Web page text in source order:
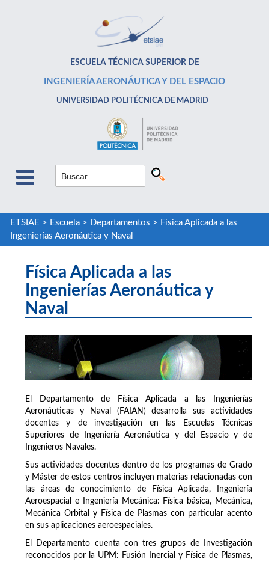
ESCUELA TÉCNICA SUPERIOR DE
INGENIERÍA AERONÁUTICA Y DEL ESPACIO
UNIVERSIDAD POLITÉCNICA DE MADRID
ETSIAE > Escuela> Departamentos > Física Aplicada a las
Ingenierías Aeronáutica y Naval
Física Aplicada a las
Ingenierías Aeronáutica y
Naval
El Departamento de Física Aplicada a las Ingenierías
Aeronáuticas y Naval (FAIAN) desarrolla sus actividades
docentes y de investigación en las Escuelas Técnicas
Superiores de Ingeniería Aeronáutica y del Espacio y de
Ingenieros Navales.
Sus actividades docentes dentro de los programas de Grado
y Máster de estos centros incluyen materias relacionadas con
las áreas de conocimiento de Física Aplicada, Ingeniería
Aeroespacial e Ingeniería Mecánica: Física básica, Mecánica,
Mecánica Orbital y Física de Plasmas con particular acento
en sus aplicaciones aeroespaciales.
El Departamento cuenta con tres grupos de Investigación
reconocidos por la UPM: Fusión Inercial y Física de Plasmas,